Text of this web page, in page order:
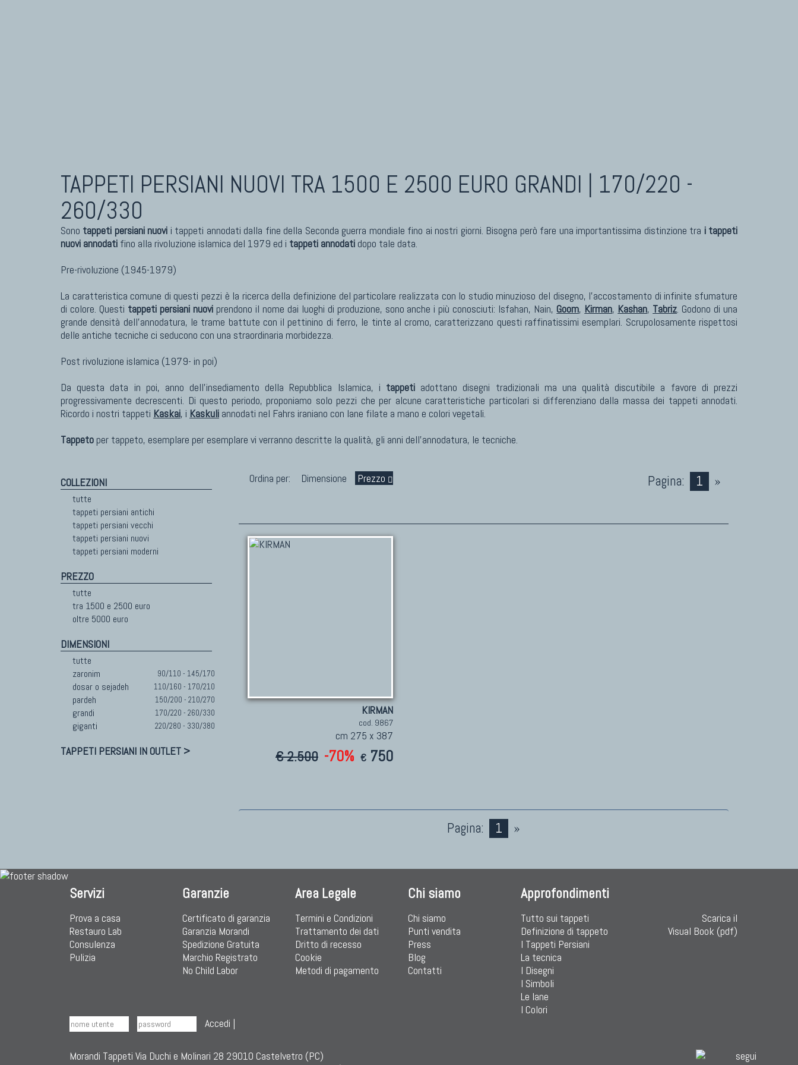
TAPPETI PERSIANI NUOVI TRA 1500 E 2500 EURO GRANDI | 170/220 -
260/330
Sono tappeti persiani nuovi i tappeti annodati dalla fine della Seconda guerra mondiale fino ai nostri giorni. Bisogna però fare una importantissima distinzione tra i tappeti
nuovi annodati fino alla rivoluzione islamica del 1979 ed i tappeti annodati dopo tale data.
Pre-rivoluzione (1945-1979)
La caratteristica comune di questi pezzi è la ricerca della definizione del particolare realizzata con lo studio minuzioso del disegno, l'accostamento di infinite sfumature
di colore. Questi tappeti persiani nuoviprendono il nome dai luoghi di produzione, sono anche i più conosciuti: Isfahan, Nain, Goom, Kirman, Kashan, Tabriz. Godono di una
grande densità dell'annodatura, le trame battute con il pettinino di ferro, le tinte al cromo, caratterizzano questi raffinatissimi esemplari. Scrupolosamente rispettosi
delle antiche tecniche ci seducono con una straordinaria morbidezza.
Post rivoluzione islamica (1979- in poi)
Da questa data in poi, anno dell'insediamento della Repubblica Islamica, i tappeti adottano disegni tradizionali ma una qualità discutibile a favore di prezzi
progressivamente decrescenti. Di questo periodo, proponiamo solo pezzi che per alcune caratteristiche particolari si differenziano dalla massa dei tappeti annodati.
Ricordo i nostri tappeti Kaskai, i Kaskuli annodati nel Fahrs iraniano con lane filate a mano e colori vegetali.
Tappeto per tappeto, esemplare per esemplare vi verranno descritte la qualità, gli anni dell'annodatura, le tecniche.
COLLEZIONI
tutte
tappeti persiani antichi
tappeti persiani vecchi
tappeti persiani nuovi
tappeti persiani moderni
PREZZO
tutte
tra 1500 e 2500 euro
oltre 5000 euro
DIMENSIONI
tutte
zaronim
90/110 - 145/170
dosar o sejadeh 110/160 - 170/210
pardeh 150/200 - 210/270
grandi 170/220 - 260/330
giganti 220/280 - 330/380
TAPPETI PERSIANI IN OUTLET >
Ordina per: Dimensione Prezzo Pagina: 1 »
KIRMAN
cod. 9867
cm 275 x 387
€ 2.500 -70% € 750
Pagina: 1 »
Servizi
Prova a casa
Restauro Lab
Consulenza
Pulizia
Garanzie
Certificato di garanzia
Garanzia Morandi
Spedizione Gratuita
Marchio Registrato
No Child Labor
Area Legale
Termini e Condizioni
Trattamento dei dati
Dritto di recesso
Cookie
Metodi di pagamento
Chi siamo
Chi siamo
Punti vendita
Press
Blog
Contatti
Approfondimenti
Tutto sui tappeti
Definizione di tappeto
I Tappeti Persiani
La tecnica
I Disegni
I Simboli
Le lane
I Colori
Scarica il
Visual Book (pdf)
Accedi |
Morandi Tappeti Via Duchi e Molinari 28 29010 Castelvetro (PC)